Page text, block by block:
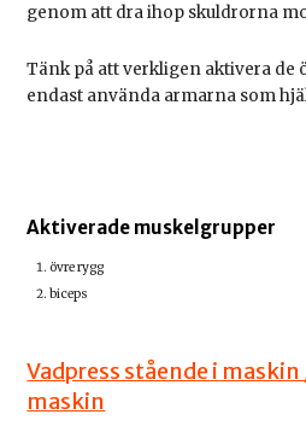
genom att dra ihop skuldrorna
Tänk på att verkligen aktivera de
endast använda armarna som
Aktiverade muskelgrupper
övre rygg
biceps
Vadpress stående i
maskin